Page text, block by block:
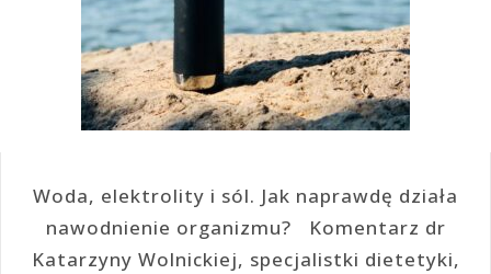
Woda, elektrolity i sól. Jak naprawdę działa
nawodnienie organizmu? Komentarz dr
Katarzyny Wolnickiej, specjalistki dietetyki,